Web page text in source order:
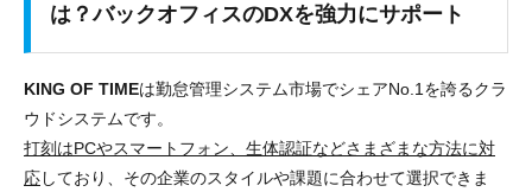
は？バックオフィスのDXを強力にサポート
KING OF TIMEは勤怠管理システム市場でシェアNo.1を誇るクラ
ウドシステムです。
打刻はPCやスマートフォン、生体認証などさまざまな方法に対
応しており、その企業のスタイルや課題に合わせて選択できま